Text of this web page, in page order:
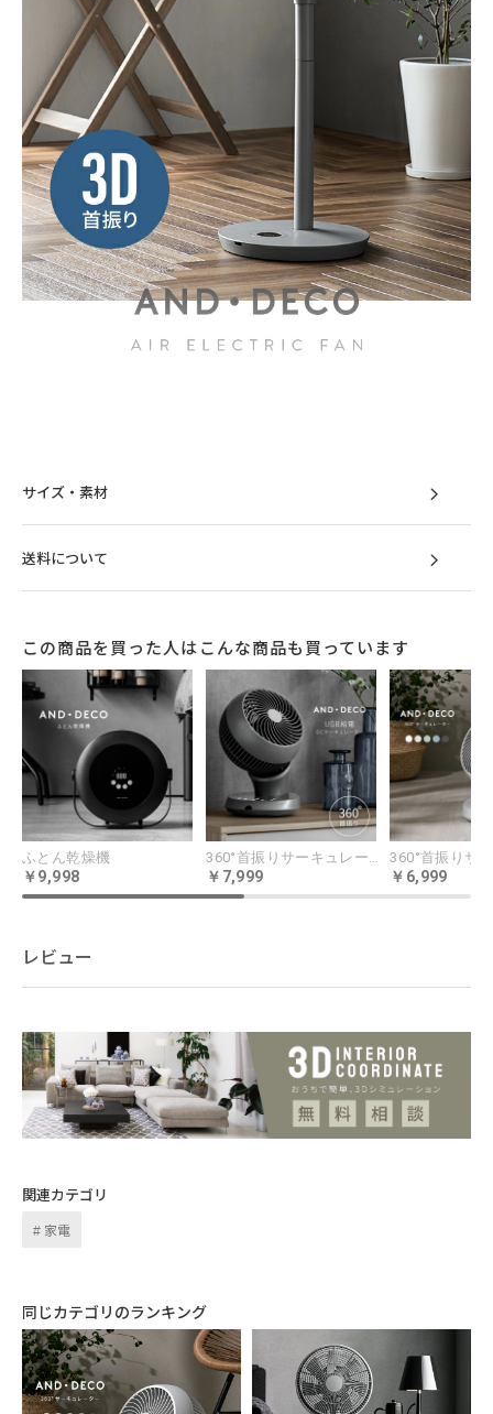
サイズ・素材
送料について
この商品を買った人はこんな商品も買っています
ふとん乾燥機
9,998 7,999 6,999
レビュー
関連カテゴリ
家電
同じカテゴリのランキング